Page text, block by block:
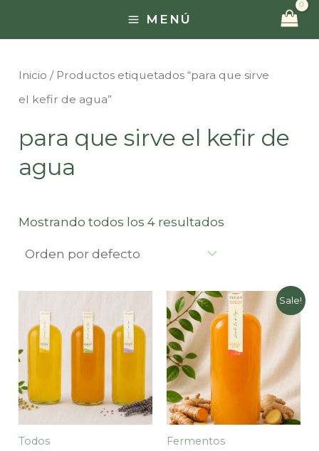
al
MAIN
MENÚ
Inicio / Productos etiquetados “para que sirve
el kefir de agua”
para que sirve el kefir de
agua
Mostrando todos los 4 resultados
Todos
Sale!
Fermentos